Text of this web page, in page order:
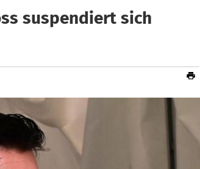
suspendiert sich